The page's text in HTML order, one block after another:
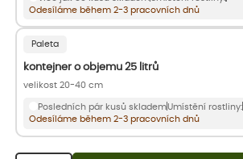
Odesíláme během 2-3 pracovních dnů
Paleta
kontejner o objemu 25 litrů
velikost 20-40 cm
Posledních pár kusů sklademUmístění rostliny:
Odesíláme během 2-3 pracovních dnů